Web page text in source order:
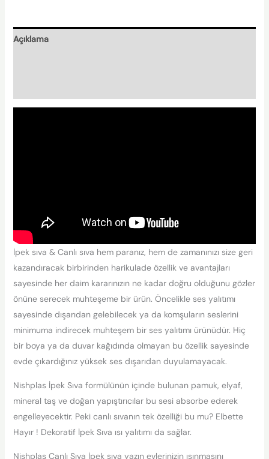
Açıklama
İpek sıva & Canlı sıva hem paranız, hem de zamanınızı size geri
kazandıracak birbirinden harikulade özellik ve avantajları
sayesinde her daim kararınızın ne kadar doğru olduğunu gözler
önüne serecek muhteşeme bir ürün. Öncelikle ses yalıtımı
sayesinde dışarıdan gelebilecek ya da komşuların seslerini
minimuma indirecek muhteşem bir ses yalıtımı ürünüdür. Hiç
bir boya ya da duvar kağıdında olmayan bu özellik sayesinde
evde çıkardığınız yüksek ses dışarıdan duyulamayacak.
Nishplas İpek Sıva formülünün içinde bulunan pamuk, elyaf,
mineral taş ve doğan yapıştırıcılar bu sesi absorbe ederek
engelleyecektir. Peki canlı sıvanın tek özelliği bu mu? Elbette
Hayır ! Dekoratif İpek Sıva ısı yalıtımı da sağlar.
Nishplas Canlı Sıva İpek sıva yazın evlerinizin ısınmasını